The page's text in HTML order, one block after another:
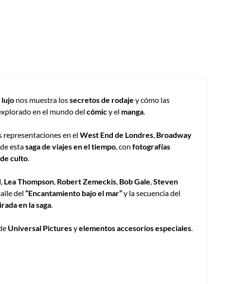
lujo nos muestra lossecretos de rodaje y cómo las
en el mundo del cómicy el manga
representaciones en el West End de Londres Broadway
estasaga de viajes en el tiempo , con fotografías
culto
Lea Thompson Robert Zemeckis Bob Gale Steven
del “Encantamiento bajo el mar”y la secuencia del
en la saga
Universal Picturesyelementos accesorios especiales